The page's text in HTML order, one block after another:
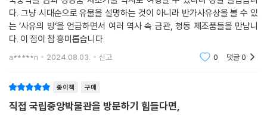
사유의 방을 감상한다는 것은 국립중앙박물관 전체를 보는 것
‘사유의 방’으로 가는 길은 직진이 될 수 없다. 국립중앙박물관을 오르내리
며 돌고 돌아 하나하나 확인하고 알아가는 과정이 필요하다. 박물관을 사
러싼 국가 간 힘의 이동, 그리고 반가사유상의 내면에 깃든 불교의 역사와
형식 등을 하나하나 알아가는 즐거움에 빠져든다.
다. 그냥 시대순으로 유물을 설명하는 것이 아니라 반가사유상을 볼 수 있
는 ’사유의 방‘을 언급하면서 여러 역사 속 금관, 청동 제조품들을 만납니
다. 이 점이 참 흥미롭습니다.
a*****n 2024.08.03. 신고 0 댓글0
종이책 구매
직접 국립중앙박물관을 방문하기 힘들다면,